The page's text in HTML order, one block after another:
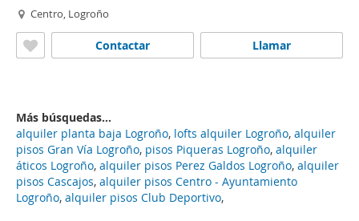
Centro, Logroño
Llamar
Contactar
Más búsquedas...
alquiler planta baja Logroño, lofts alquiler Logroño, alquiler
pisos Gran Vía Logroño, pisos Piqueras Logroño, alquiler
áticos Logroño, alquiler pisos Perez Galdos Logroño, alquiler
pisos Cascajos, alquiler pisos Centro - Ayuntamiento
Logroño, alquiler pisos Club Deportivo,